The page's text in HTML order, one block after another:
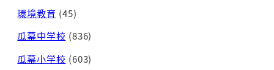
環境教育 (45)
瓜幕中学校 (836)
瓜幕小学校 (603)